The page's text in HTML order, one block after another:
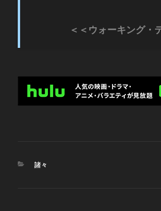
＜＜ウォーキング・
カ
諸々